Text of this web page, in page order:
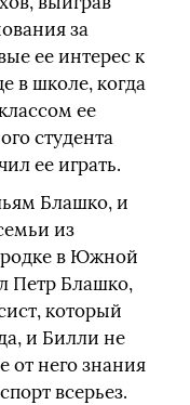
за
ее интерес к
в школе, когда
ее
студента
ее играть.
Блашко, и
из
в Южной
Петр Блашко,
который
и Билли не
от него знания
всерьез.